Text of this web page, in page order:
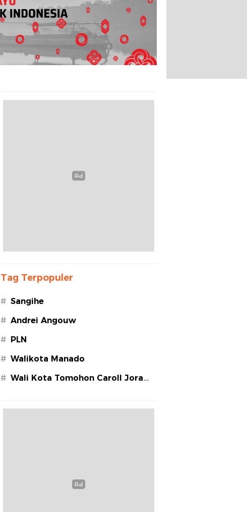
Tag Terpopuler
# Sangihe
# Andrei Angouw
# PLN
# Walikota Manado
# Wali Kota Tomohon Caroll Joram